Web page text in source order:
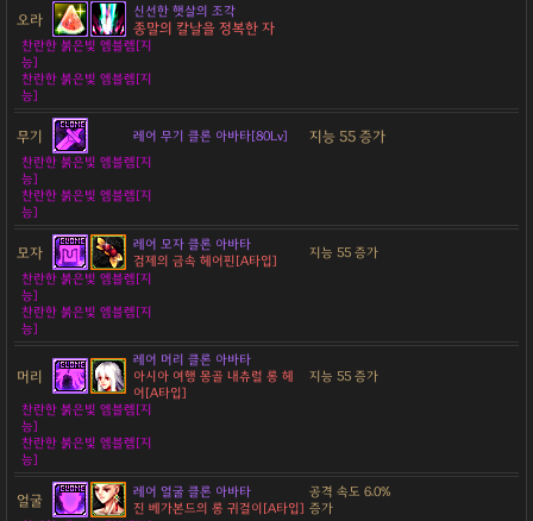
오라 신선한 햇살의 조각
종말의 칼날을 정복한 자
찬란한 붉은빛 엠블렘[지
능]
찬란한 붉은빛 엠블렘[지
능]
무기 레어 무기 클론 아바타[80Lv] 지능 55 증가
찬란한 붉은빛 엠블렘[지
능]
찬란한 붉은빛 엠블렘[지
능]
모자
레어 모자 클론 아바타
검제의 금속 헤어핀[A타입]
지능 55 증가
찬란한 붉은빛 엠블렘[지
능]
찬란한 붉은빛 엠블렘[지
능]
머리
레어 머리 클론 아바타
아시아 여행 몽골 내츄럴 롱 헤
어[A타입]
지능 55 증가
찬란한 붉은빛 엠블렘[지
능]
찬란한 붉은빛 엠블렘[지
능]
얼굴
레어 얼굴 클론 아바타
진 베가본드의 롱 귀걸이[A타입]
공격 속도 6.0%
증가